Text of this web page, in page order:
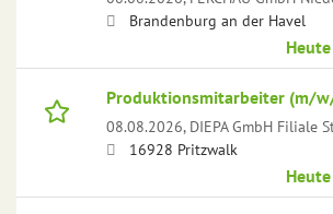
Brandenburg an der Havel
Produktionsmitarbeiter (m/
08.08.2026, DIEPA GmbH Filiale
16928 Pritzwalk